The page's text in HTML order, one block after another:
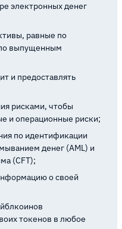
электронных денег
равные по
выпущенным
и предоставлять
рисками, чтобы
и операционные риски;
по идентификации
денег (AML) и
(CFT);
о своей
токенов в любое